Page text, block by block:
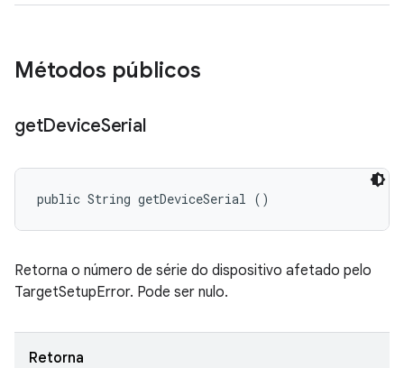
Métodos públicos
getDeviceSerial
public String getDeviceSerial ()
Retorna o número de série do dispositivo afetado pelo
TargetSetupError. Pode ser nulo.
Retorna